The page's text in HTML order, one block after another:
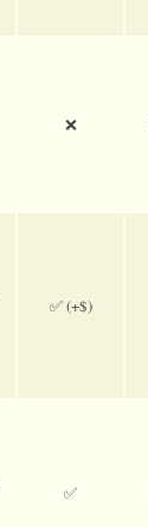
❌
✅ (+$)
✅